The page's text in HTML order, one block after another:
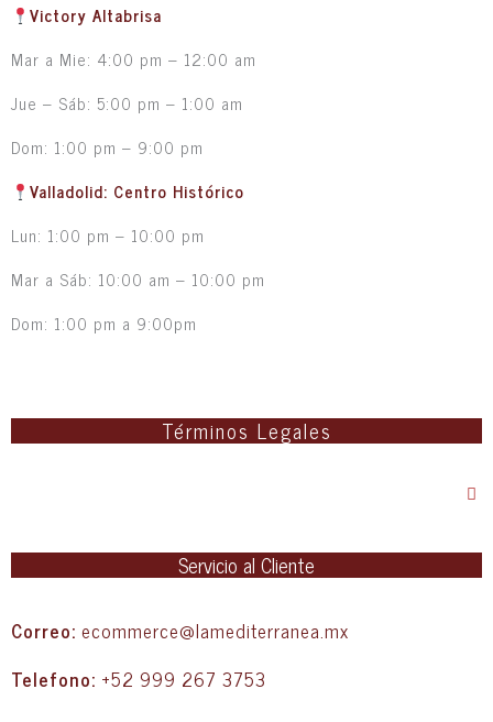
Victory Altabrisa
Mar a Mie: 4:00 pm – 12:00 am
Jue – Sáb: 5:00 pm – 1:00 am
Dom: 1:00 pm – 9:00 pm
Valladolid: Centro Histórico
Lun: 1:00 pm – 10:00 pm
Mar a Sáb: 10:00 am – 10:00 pm
Dom: 1:00 pm a 9:00pm
Términos Legales
Servicio al Cliente
Correo: ecommerce@lamediterranea.mx
Telefono: +52 999 267 3753